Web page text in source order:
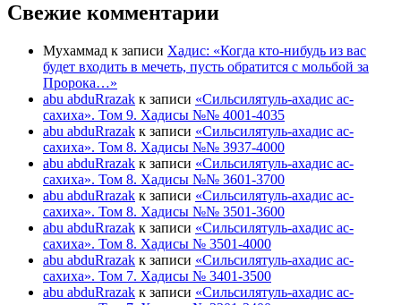
Свежие комментарии
Мухаммад к записи Хадис: «Когда кто-нибудь из вас
будет входить в мечеть, пусть обратится с мольбой за
Пророка…»
abu abduRrazak к записи «Сильсилятуль-ахадис ас-
сахиха». Том 9. Хадисы №№ 4001-4035
abu abduRrazak к записи «Сильсилятуль-ахадис ас-
сахиха». Том 8. Хадисы №№ 3937-4000
abu abduRrazak к записи «Сильсилятуль-ахадис ас-
сахиха». Том 8. Хадисы №№ 3601-3700
abu abduRrazak к записи «Сильсилятуль-ахадис ас-
сахиха». Том 8. Хадисы №№ 3501-3600
abu abduRrazak к записи «Сильсилятуль-ахадис ас-
сахиха». Том 8. Хадисы № 3501-4000
abu abduRrazak к записи «Сильсилятуль-ахадис ас-
сахиха». Том 7. Хадисы № 3401-3500
abu abduRrazak к записи «Сильсилятуль-ахадис ас-